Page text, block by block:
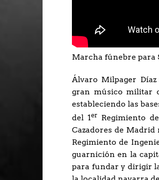
Marcha fúnebre para
Álvaro Milpager Díaz
gran músico militar
estableciendo las
del 1er Regimiento
Cazadores de Madrid
Regimiento de
guarnición en la
para fundar y dirigir